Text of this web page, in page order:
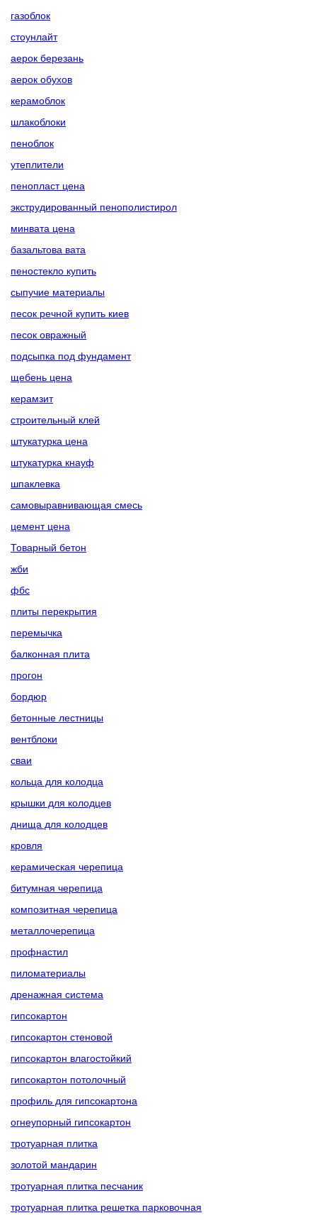
газоблок
стоунлайт
аерок березань
аерок обухов
керамоблок
шлакоблоки
пеноблок
утеплители
пенопласт цена
экструдированный пенополистирол
минвата цена
базальтова вата
пеностекло купить
сыпучие материалы
песок речной купить киев
песок овражный
подсыпка под фундамент
щебень цена
керамзит
строительный клей
штукатурка цена
штукатурка кнауф
шпаклевка
самовыравнивающая смесь
цемент цена
Товарный бетон
жби
фбс
плиты перекрытия
перемычка
балконная плита
прогон
бордюр
бетонные лестницы
вентблоки
сваи
кольца для колодца
крышки для колодцев
днища для колодцев
кровля
керамическая черепица
битумная черепица
композитная черепица
металлочерепица
профнастил
пиломатериалы
дренажная система
гипсокартон
гипсокартон стеновой
гипсокартон влагостойкий
гипсокартон потолочный
профиль для гипсокартона
огнеупорный гипсокартон
тротуарная плитка
золотой мандарин
тротуарная плитка песчаник
тротуарная плитка решетка парковочная